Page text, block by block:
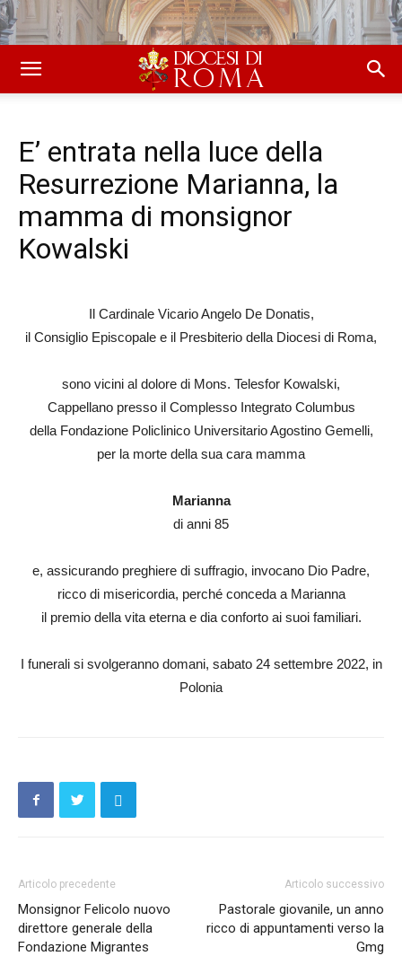
E’ entrata nella luce della
Resurrezione Marianna, la
mamma di monsignor
Kowalski
Il Cardinale Vicario Angelo De Donatis,
il Consiglio Episcopale e il Presbiterio della Diocesi di Roma,
sono vicini al dolore di Mons. Telesfor Kowalski,
Cappellano presso il Complesso Integrato Columbus
della Fondazione Policlinico Universitario Agostino Gemelli,
per la morte della sua cara mamma
Marianna
di anni 85
e, assicurando preghiere di suffragio, invocano Dio Padre,
ricco di misericordia, perché conceda a Marianna
il premio della vita eterna e dia conforto ai suoi familiari.
I funerali si svolgeranno domani, sabato 24 settembre 2022, in
Polonia
Articolo precedente
Monsignor Felicolo nuovo
direttore generale della
Fondazione Migrantes
Articolo successivo
Pastorale giovanile, un anno
ricco di appuntamenti verso la
Gmg